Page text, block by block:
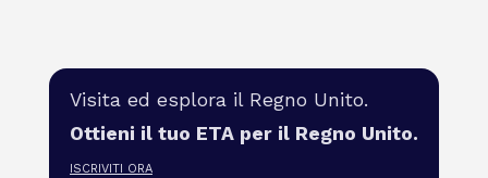
Visita ed esplora il Regno Unito.
Ottieni il tuo ETA per il Regno Unito.
ISCRIVITI ORA